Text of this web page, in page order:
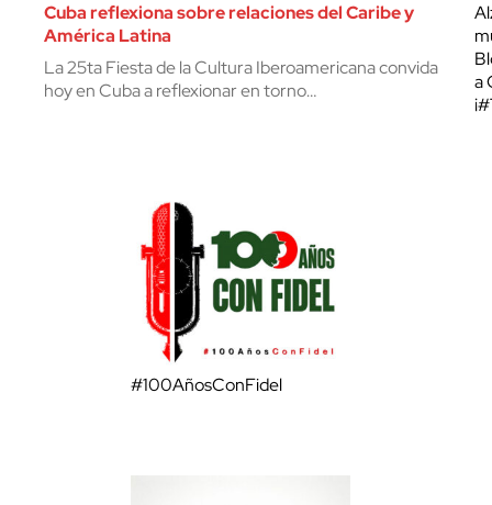
Cuba reflexiona sobre relaciones del Caribe y
América Latina
La 25ta Fiesta de la Cultura Iberoamericana convida
hoy en Cuba a reflexionar en torno…
a
#100AñosConFidel